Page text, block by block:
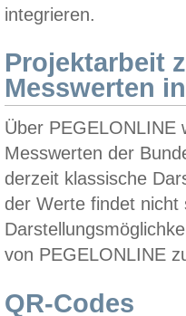
integrieren.
Projektarbeit
Messwerten
Über PEGELONLINE
Messwerten der
derzeit klassische
der Werte findet
von PEGELONLINE
QR-Codes